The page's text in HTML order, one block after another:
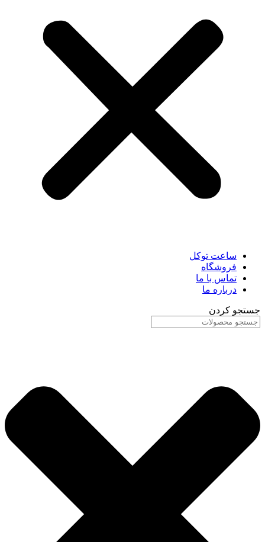
ساعت توکل
فروشگاه
تماس با ما
درباره ما
جستجو کردن